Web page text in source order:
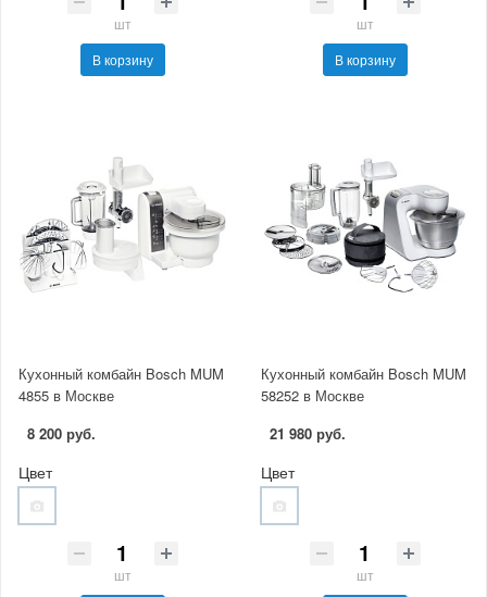
шт
В корзину
шт
В корзину
Кухонный комбайн Bosch MUM
4855 в Москве
8 200 руб.
Цвет
шт
Кухонный комбайн Bosch MUM
58252 в Москве
21 980 руб.
Цвет
шт